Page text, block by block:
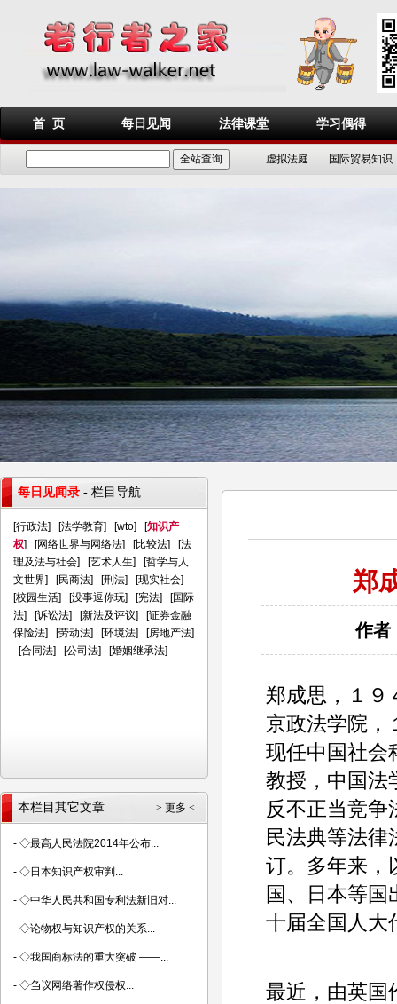
首 页 每日见闻 法律课堂 学习偶得
虚拟法庭 国际贸易知识
郑
作者
郑成思，１９
京政法学院，
现任中国社会
教授，中国法
反不正当竞争
民法典等法律
订。多年来，
国、日本等国
十届全国人大
最近，由英国
每日见闻录 - 栏目导航
[行政法] [法学教育] [wto] [知识产
权] [网络世界与网络法] [比较法] [法
理及法与社会] [艺术人生] [哲学与人
文世界] [民商法] [刑法] [现实社会]
[校园生活] [没事逗你玩] [宪法] [国际
法] [诉讼法] [新法及评议] [证券金融
保险法] [劳动法] [环境法] [房地产法]
[合同法] [公司法] [婚姻继承法]
> 更多 <
本栏目其它文章
- ◇最高人民法院2014年公布...
- ◇日本知识产权审判...
- ◇中华人民共和国专利法新旧对...
- ◇论物权与知识产权的关系...
- ◇我国商标法的重大突破 ——...
- ◇刍议网络著作权侵权...